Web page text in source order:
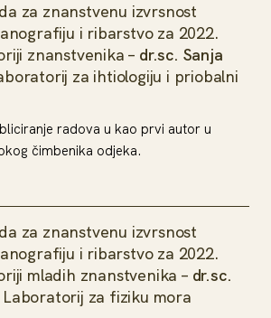
za znanstvenu izvrsnost
i ribarstvo za 2022.
znanstvenika – dr.sc. Sanja
za ihtiologiju i priobalni
radova u kao prvi autor u
čimbenika odjeka.
za znanstvenu izvrsnost
i ribarstvo za 2022.
mladih znanstvenika – dr.sc.
za fiziku mora